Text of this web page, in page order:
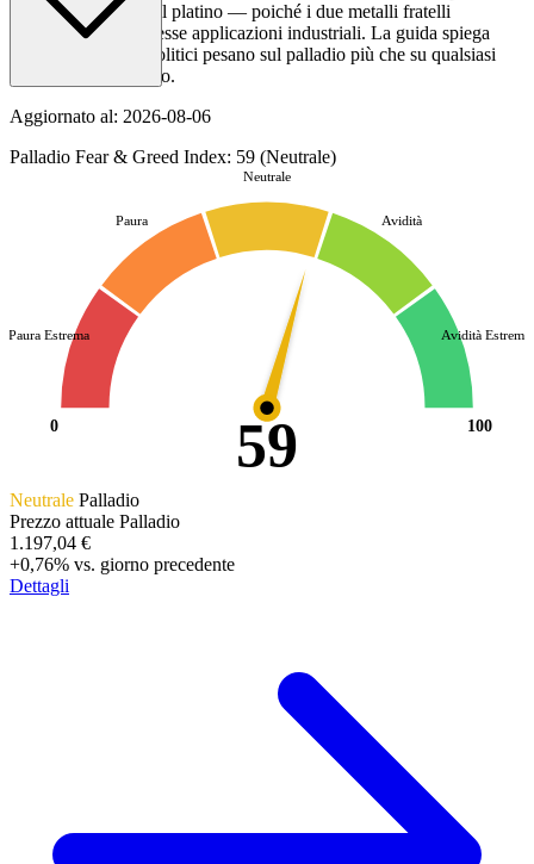
specificamente con il platino — poiché i due metalli fratelli
competono per le stesse applicazioni industriali. La guida spiega
perché i rischi geopolitici pesano sul palladio più che su qualsiasi
altro metallo prezioso.
Aggiornato al: 2026-08-06
Palladio Fear & Greed Index: 59 (Neutrale)
Paura Estrema
Paura
Neutrale
Avidità
Avidità Estrema
59
0 100
Neutrale Palladio
Prezzo attuale Palladio
1.197,04 €
+0,76% vs. giorno precedente
Dettagli